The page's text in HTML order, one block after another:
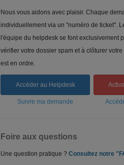
Nous vous aidons avec plaisir. Chaque
individuellement via un "numéro de ticket".
l'équipe du helpdesk se font exclusivement
vérifier votre dossier spam et à clôturer
est en ordre.
Accéder au Helpdesk
Suivre ma demande
Foire aux questions
Une question pratique ? Consultez notre